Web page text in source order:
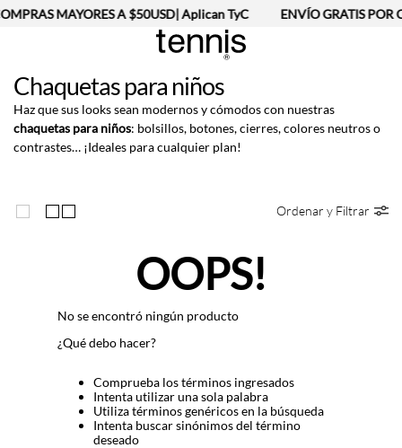
MAYORES A $50USD| Aplican TyC ENVÍO GRATIS POR
Chaquetas para niños
Haz que sus looks sean modernos y cómodos con nuestras
chaquetas para niños: bolsillos, botones, cierres, colores neutros o
contrastes… ¡Ideales para cualquier plan!
Ordenar y Filtrar
OOPS!
No se encontró ningún producto
¿Qué debo hacer?
Comprueba los términos ingresados
Intenta utilizar una sola palabra
Utiliza términos genéricos en la búsqueda
Intenta buscar sinónimos del término
deseado